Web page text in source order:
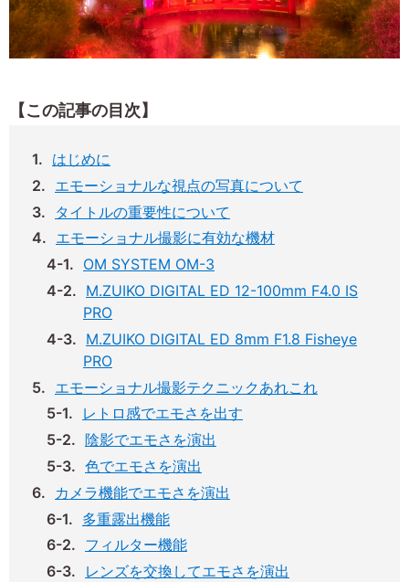
【この記事の目次】
はじめに
エモーショナルな視点の写真について
タイトルの重要性について
エモーショナル撮影に有効な機材
OM SYSTEM OM-3
M.ZUIKO DIGITAL ED 12-100mm F4.0 IS
PRO
M.ZUIKO DIGITAL ED 8mm F1.8 Fisheye
PRO
エモーショナル撮影テクニックあれこれ
レトロ感でエモさを出す
陰影でエモさを演出
色でエモさを演出
カメラ機能でエモさを演出
多重露出機能
フィルター機能
レンズを交換してエモさを演出